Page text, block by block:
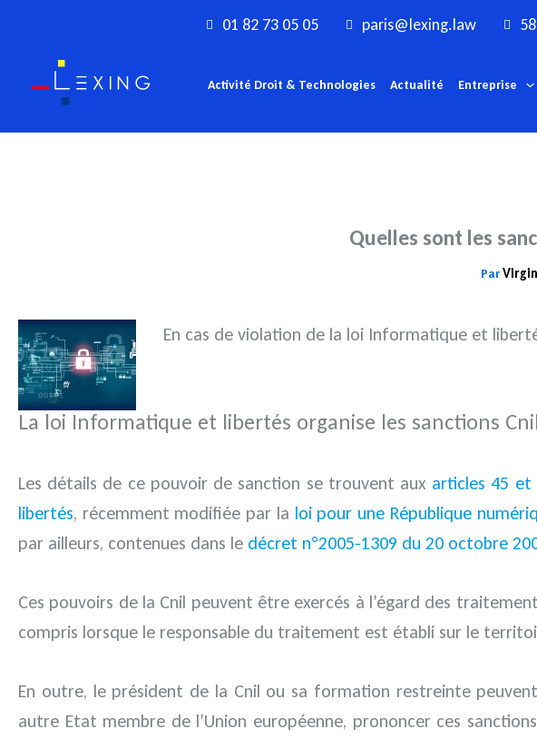
contenu
01 82 73 05 05 paris@lexing.law
Activité Droit & Technologies Actualité Entreprise
Quelles sont les
Par
En cas de violation de la loi Informatique et
La loi Informatique et libertés organise les sanctions
Les détails de ce pouvoir de sanction se trouvent aux articles 45 et
libertés, récemment modifiée par la loi pour une République
par ailleurs, contenues dans le décret n°2005-1309 du 20 octobre
Ces pouvoirs de la Cnil peuvent être exercés à l’égard des
compris lorsque le responsable du traitement est établi sur le
En outre, le président de la Cnil ou sa formation restreinte
autre Etat membre de l’Union européenne, prononcer ces